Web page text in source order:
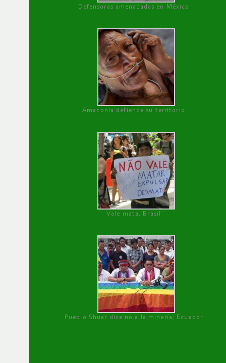
Defensoras amenazadas en México
Amazonía defiende su territorio
Vale mata, Brasil
Pueblo Shuar dice no a la minería, Ecuador